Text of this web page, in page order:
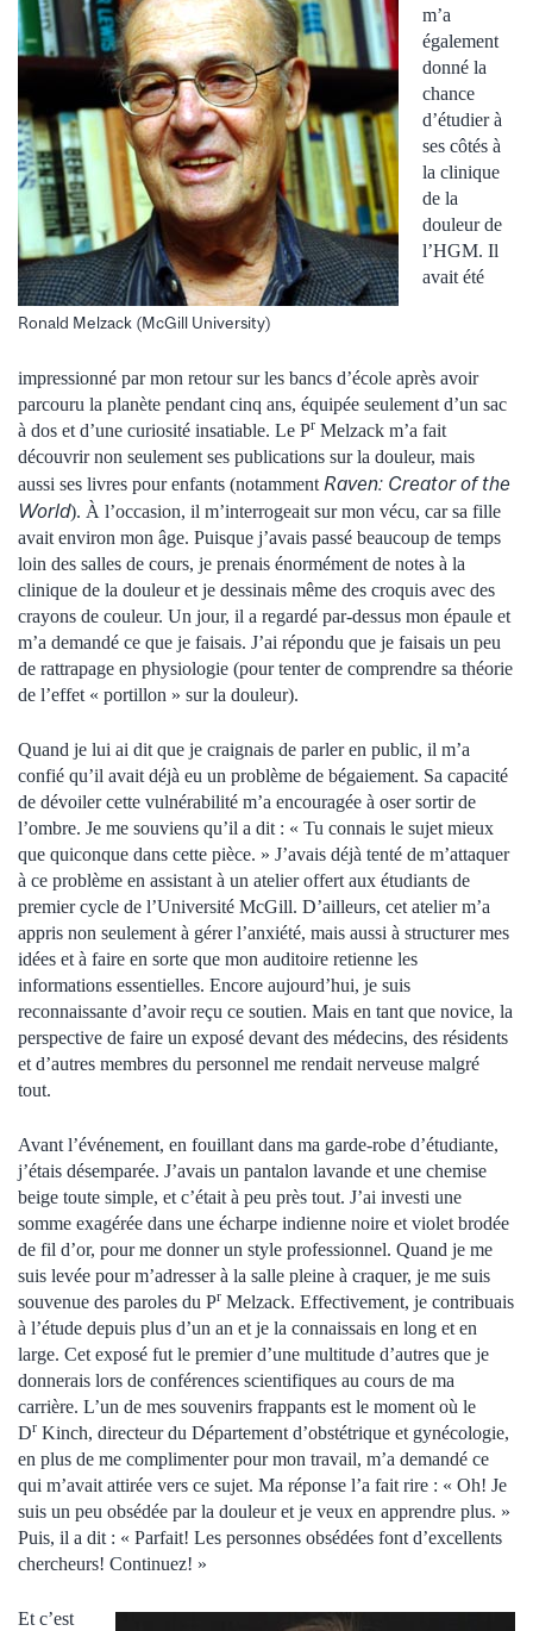
Ronald Melzack (McGill University)
m’a
également
donné la
chance
d’étudier à
ses côtés à
la clinique
de la
douleur de
l’HGM. Il
avait été
impressionné par mon retour sur les bancs d’école après avoir
parcouru la planète pendant cinq ans, équipée seulement d’un sac
à dos et d’une curiosité insatiable. Le Pr Melzack m’a fait
découvrir non seulement ses publications sur la douleur, mais
aussi ses livres pour enfants (notamment Raven: Creator of the
World). À l’occasion, il m’interrogeait sur mon vécu, car sa fille
avait environ mon âge. Puisque j’avais passé beaucoup de temps
loin des salles de cours, je prenais énormément de notes à la
clinique de la douleur et je dessinais même des croquis avec des
crayons de couleur. Un jour, il a regardé par-dessus mon épaule et
m’a demandé ce que je faisais. J’ai répondu que je faisais un peu
de rattrapage en physiologie (pour tenter de comprendre sa théorie
de l’effet « portillon » sur la douleur).
Quand je lui ai dit que je craignais de parler en public, il m’a
confié qu’il avait déjà eu un problème de bégaiement. Sa capacité
de dévoiler cette vulnérabilité m’a encouragée à oser sortir de
l’ombre. Je me souviens qu’il a dit : « Tu connais le sujet mieux
que quiconque dans cette pièce. » J’avais déjà tenté de m’attaquer
à ce problème en assistant à un atelier offert aux étudiants de
premier cycle de l’Université McGill. D’ailleurs, cet atelier m’a
appris non seulement à gérer l’anxiété, mais aussi à structurer mes
idées et à faire en sorte que mon auditoire retienne les
informations essentielles. Encore aujourd’hui, je suis
reconnaissante d’avoir reçu ce soutien. Mais en tant que novice, la
perspective de faire un exposé devant des médecins, des résidents
et d’autres membres du personnel me rendait nerveuse malgré
tout.
Avant l’événement, en fouillant dans ma garde-robe d’étudiante,
j’étais désemparée. J’avais un pantalon lavande et une chemise
beige toute simple, et c’était à peu près tout. J’ai investi une
somme exagérée dans une écharpe indienne noire et violet brodée
de fil d’or, pour me donner un style professionnel. Quand je me
suis levée pour m’adresser à la salle pleine à craquer, je me suis
souvenue des paroles du Pr Melzack. Effectivement, je contribuais
à l’étude depuis plus d’un an et je la connaissais en long et en
large. Cet exposé fut le premier d’une multitude d’autres que je
donnerais lors de conférences scientifiques au cours de ma
carrière. L’un de mes souvenirs frappants est le moment où le
Dr Kinch, directeur du Département d’obstétrique et gynécologie,
en plus de me complimenter pour mon travail, m’a demandé ce
qui m’avait attirée vers ce sujet. Ma réponse l’a fait rire : « Oh! Je
suis un peu obsédée par la douleur et je veux en apprendre plus. »
Puis, il a dit : « Parfait! Les personnes obsédées font d’excellents
chercheurs! Continuez! »
Et c’est